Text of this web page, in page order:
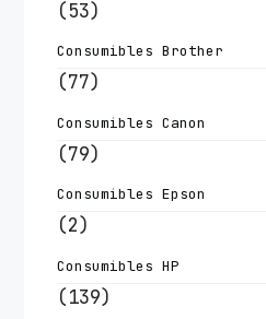
(53)
Consumibles Brother
(77)
Consumibles Canon
(79)
Consumibles Epson
(2)
Consumibles HP
(139)